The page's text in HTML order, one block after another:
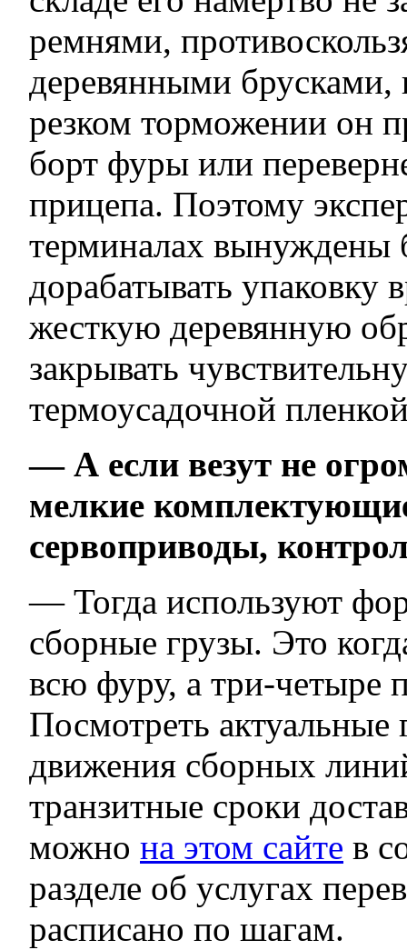
ремнями,
деревянными
резком торможении он
борт фуры или
прицепа. Поэтому
терминалах вынуждены
дорабатывать
жесткую деревянную
закрывать
термоусадочной
— А если везут не
мелкие
сервоприводы,
— Тогда используют
сборные грузы. Это
всю фуру, а три-четыре
Посмотреть актуальные
движения сборных
транзитные сроки
можно на этом сайте в
разделе об услугах
расписано по шагам.